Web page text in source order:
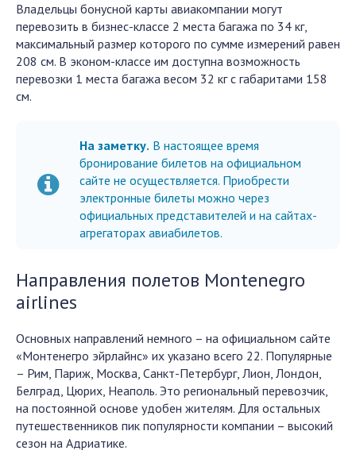
Владельцы бонусной карты авиакомпании могут
перевозить в бизнес-классе 2 места багажа по 34 кг,
максимальный размер которого по сумме измерений равен
208 см. В эконом-классе им доступна возможность
перевозки 1 места багажа весом 32 кг с габаритами 158
см.
На заметку. В настоящее время
бронирование билетов на официальном
сайте не осуществляется. Приобрести
электронные билеты можно через
официальных представителей и на сайтах-
агрегаторах авиабилетов.
Направления полетов Montenegro
airlines
Основных направлений немного – на официальном сайте
«Монтенегро эйрлайнс» их указано всего 22. Популярные
– Рим, Париж, Москва, Санкт-Петербург, Лион, Лондон,
Белград, Цюрих, Неаполь. Это региональный перевозчик,
на постоянной основе удобен жителям. Для остальных
путешественников пик популярности компании – высокий
сезон на Адриатике.